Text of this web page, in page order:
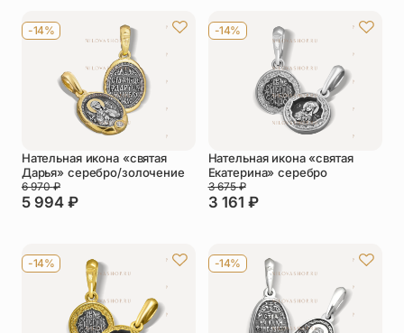
-14%
Нательная икона «святая
Дарья» серебро/золочение
5 994 ₽
6 970₽
-14%
Нательная икона «святая
Екатерина» серебро
3 161 ₽
3 675₽
-14% -14%